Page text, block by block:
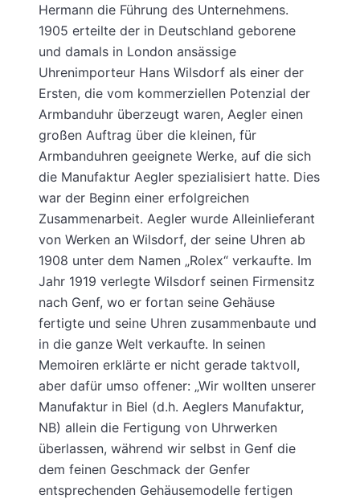
Hermann die Führung des Unternehmens.
1905 erteilte der in Deutschland geborene
und damals in London ansässige
Uhrenimporteur Hans Wilsdorf als einer der
Ersten, die vom kommerziellen Potenzial der
Armbanduhr überzeugt waren, Aegler einen
großen Auftrag über die kleinen, für
Armbanduhren geeignete Werke, auf die sich
die Manufaktur Aegler spezialisiert hatte. Dies
war der Beginn einer erfolgreichen
Zusammenarbeit. Aegler wurde Alleinlieferant
von Werken an Wilsdorf, der seine Uhren ab
1908 unter dem Namen „Rolex“ verkaufte. Im
Jahr 1919 verlegte Wilsdorf seinen Firmensitz
nach Genf, wo er fortan seine Gehäuse
fertigte und seine Uhren zusammenbaute und
in die ganze Welt verkaufte. In seinen
Memoiren erklärte er nicht gerade taktvoll,
aber dafür umso offener: „Wir wollten unserer
Manufaktur in Biel (d.h. Aeglers Manufaktur,
NB) allein die Fertigung von Uhrwerken
überlassen, während wir selbst in Genf die
dem feinen Geschmack der Genfer
entsprechenden Gehäusemodelle fertigen